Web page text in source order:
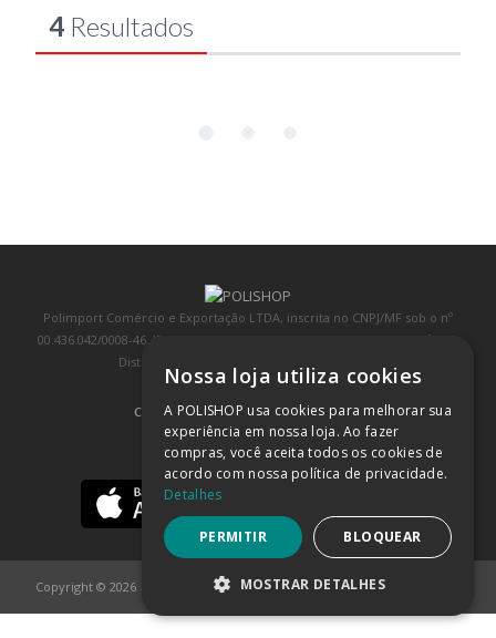
4 Resultados
Polimport Comércio e Exportação LTDA, inscrita no CNPJ/MF sob o nº
00.436.042/0008-46, IE 407.458.707.103, com sede na Rua Kanebo, nº 175,
Distrito Industrial, Jundiaí/SP, CEP: 13213-090
COMPRA 100% SEGURA (SAIBA MAIS)
BAIXE NOSSO APP
Copyright © 2026
Nossa loja utiliza cookies
A POLISHOP usa cookies para melhorar sua
experiência em nossa loja. Ao fazer
compras, você aceita todos os cookies de
acordo com nossa política de privacidade.
Detalhes
PERMITIR BLOQUEAR
MOSTRAR DETALHES
ESTRITAMENTE NECESSÁRIOS